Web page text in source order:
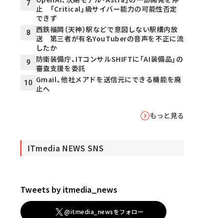
7
止 「Critical」級サイバー能力の可能性否定
できず
8
西鉄福岡（天神）駅などで意図しない駅構内放
送 第三者が有名YouTuberの音声を不正に流
したか
9
防衛装備庁、ITコンサルSHIFTに「AI装備品」の
審査支援を委託
10 Gmail、他社メアドを送信元にできる機能を廃
止へ
もっと見る
ITmedia NEWS SNS
Tweets by itmedia_news
@itmedia_newsをフォロー